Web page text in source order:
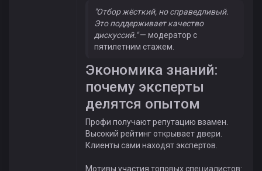
"Отбор жёсткий, но справедливый.
Это поддерживает качество
дискуссий."— модератор с
пятилетним стажем.
Экономика знаний:
почему эксперты
делятся опытом
Профи получают репутацию взамен.
Высокий рейтинг открывает двери.
Клиенты сами находят экспертов.
Мотивы участия топовых специалистов: